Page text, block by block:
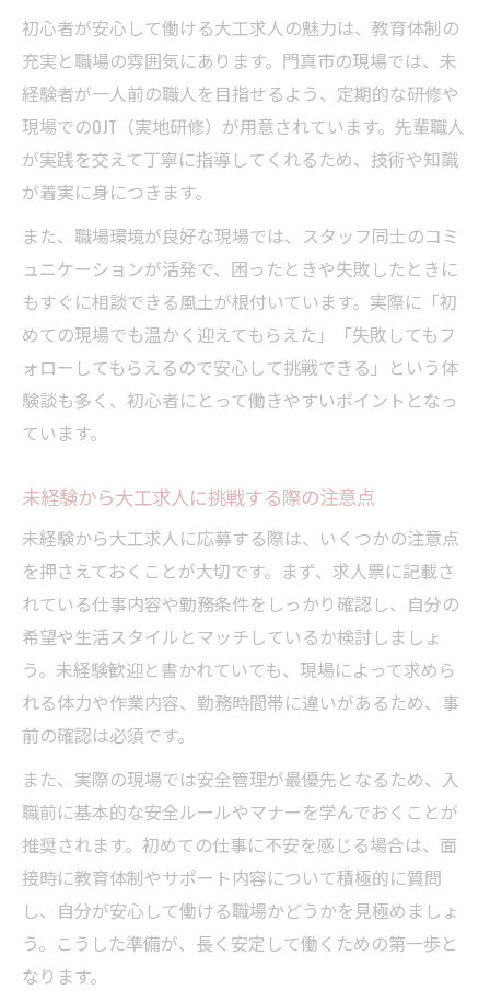
初心者が安心して働ける大工求人の魅力は、教育体制の
充実と職場の雰囲気にあります。門真市の現場では、未
経験者が一人前の職人を目指せるよう、定期的な研修や
現場でのOJT（実地研修）が用意されています。先輩職人
が実践を交えて丁寧に指導してくれるため、技術や知識
が着実に身につきます。
また、職場環境が良好な現場では、スタッフ同士のコミ
ュニケーションが活発で、困ったときや失敗したときに
もすぐに相談できる風土が根付いています。実際に「初
めての現場でも温かく迎えてもらえた」「失敗してもフ
ォローしてもらえるので安心して挑戦できる」という体
験談も多く、初心者にとって働きやすいポイントとなっ
ています。
未経験から大工求人に挑戦する際の注意点
未経験から大工求人に応募する際は、いくつかの注意点
を押さえておくことが大切です。まず、求人票に記載さ
れている仕事内容や勤務条件をしっかり確認し、自分の
希望や生活スタイルとマッチしているか検討しましょ
う。未経験歓迎と書かれていても、現場によって求めら
れる体力や作業内容、勤務時間帯に違いがあるため、事
前の確認は必須です。
また、実際の現場では安全管理が最優先となるため、入
職前に基本的な安全ルールやマナーを学んでおくことが
推奨されます。初めての仕事に不安を感じる場合は、面
接時に教育体制やサポート内容について積極的に質問
し、自分が安心して働ける職場かどうかを見極めましょ
う。こうした準備が、長く安定して働くための第一歩と
なります。